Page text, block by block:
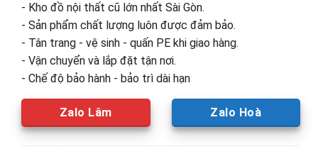
- Kho đồ nội thất cũ lớn nhất Sài Gòn.
- Sản phẩm chất lượng luôn được đảm bảo.
- Tân trang - vệ sinh - quấn PE khi giao hàng.
- Vận chuyển và lắp đặt tận nơi.
- Chế độ bảo hành - bảo trì dài hạn
Zalo Lâm Zalo Hoà